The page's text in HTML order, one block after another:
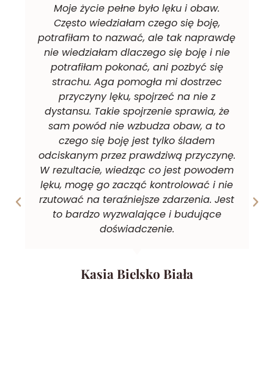
Moje życie pełne było lęku i obaw.
Często wiedziałam czego się boję,
potrafiłam to nazwać, ale tak naprawdę
nie wiedziałam dlaczego się boję i nie
potrafiłam pokonać, ani pozbyć się
strachu. Aga pomogła mi dostrzec
przyczyny lęku, spojrzeć na nie z
dystansu. Takie spojrzenie sprawia, że
sam powód nie wzbudza obaw, a to
czego się boję jest tylko śladem
odciskanym przez prawdziwą przyczynę.
W rezultacie, wiedząc co jest powodem
lęku, mogę go zacząć kontrolować i nie
rzutować na teraźniejsze zdarzenia. Jest
to bardzo wyzwalające i budujące
doświadczenie.
Kasia Bielsko Biała